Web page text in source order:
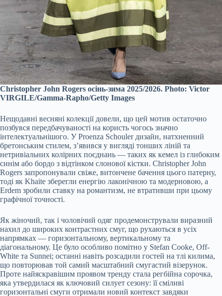
Christopher John Rogers осінь-зима 2025/2026. Photo: Victor
VIRGILE/Gamma-Rapho/Getty Images
Нещодавні весняні колекції довели, що цей мотив остаточно
позбувся передбачуваності на користь чогось значно
інтелектуальнішого. У Proenza Schouler дизайн, натхненний
бретонським стилем, з’явився у вигляді тонших ліній та
нетривіальних колірних поєднань — таких як кемел із глибоким
синім або бордо з відтінком слонової кістки. Christopher John
Rogers запропонували свіже, витончене бачення цього патерну,
тоді як Khaite зберегли енергію лаконічною та модерновою, а
Erdem зробили ставку на романтизм, не втративши при цьому
графічної точності.
Як жіночий, так і чоловічий одяг продемонстрували виразний
нахил до широких контрастних смуг, що рухаються в усіх
напрямках — горизонтальному, вертикальному та
діагональному. Це було особливо помітно у Stefan Cooke, Off-
White та Sunnei; останні навіть розсадили гостей на тлі килима,
що повторював той самий масштабний смугастий візерунок.
Проте найяскравішим проявом тренду стала регбійна сорочка,
яка утвердилася як ключовий силует сезону: її сміливі
горизонтальні смуги отримали новий контекст завдяки